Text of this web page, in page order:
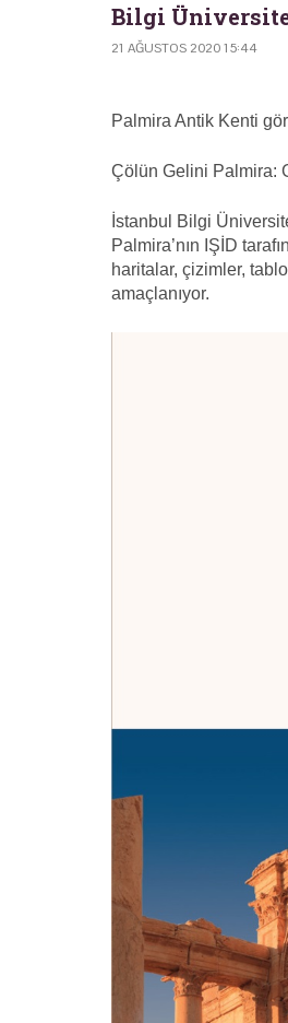
Bilgi
21 AĞUSTOS 2020 15:44
Palmira Antik Kenti
Çölün Gelini Palmira:
İstanbul Bilgi
Palmira’nın IŞİD
haritalar, çizimler,
amaçlanıyor.